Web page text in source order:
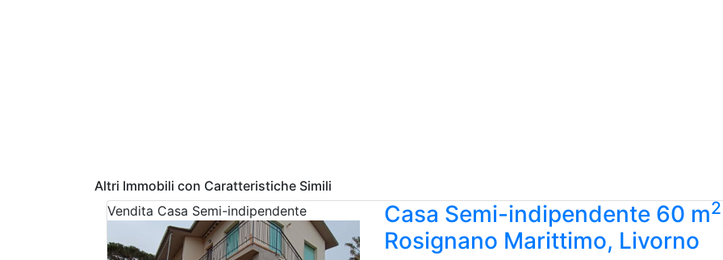
Altri Immobili con Caratteristiche Simili
Vendita Casa Semi-indipendente Casa Semi-indipendente 60 m2
Rosignano Marittimo, Livorno